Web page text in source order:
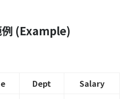
例 (Example)
Dept
Salary